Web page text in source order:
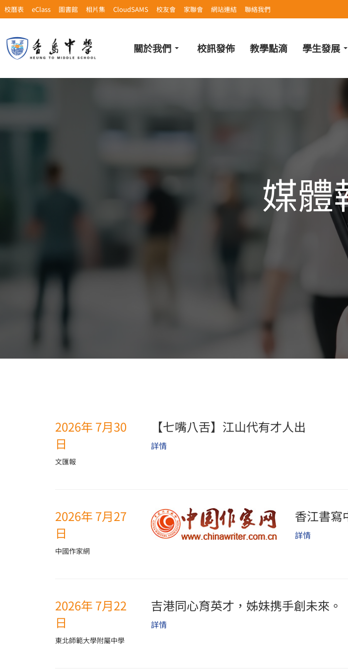
校曆表 eClass 圖書館 相片集 CloudSAMS 校友會 家聯會 網站連結 聯絡我們
關於我們 校訊發佈 教學點滴 學生發展
媒體
2026年 7月30
日
文匯報
【七嘴八舌】江山代有才人出
詳情
2026年 7月27
日
中國作家網
香江書寫
詳情
2026年 7月22
日
東北師範大學附屬中學
吉港同心育英才，姊妹携手創未來。
詳情